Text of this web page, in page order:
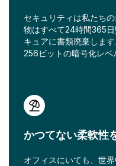
セキュリティは私たち
物はすべて24時間365
キュアに書類廃棄しま
256ビットの暗号化レベ
かつてない柔軟性
オフィスにいても、世